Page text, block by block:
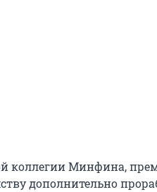
коллегии Минфина,
дополнительно